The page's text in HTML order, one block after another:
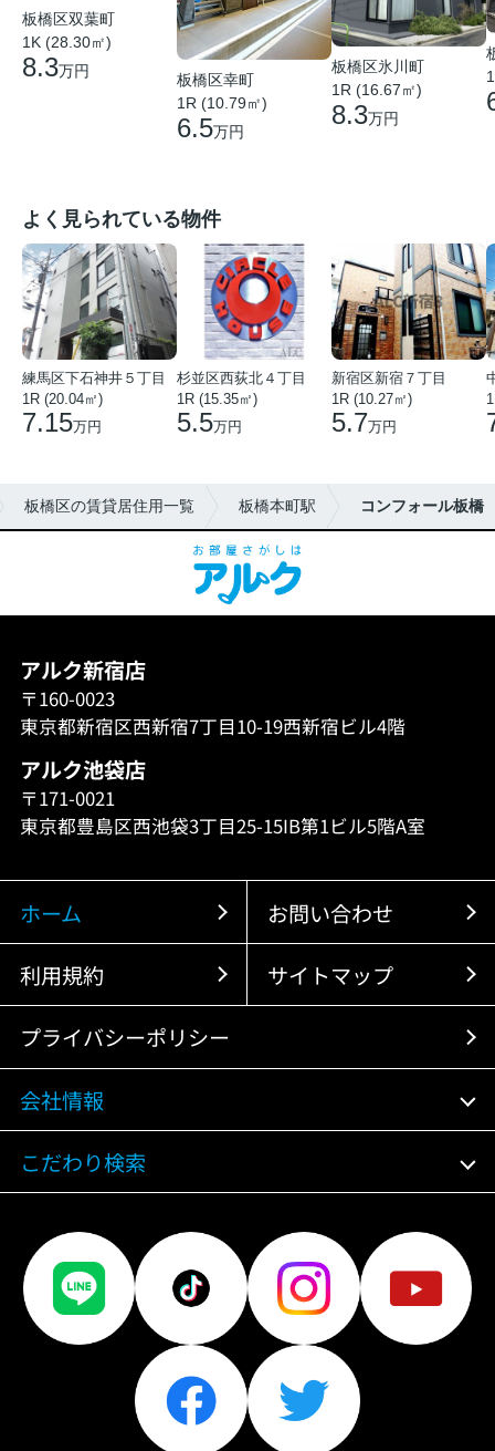
板橋区双葉町
1K (28.30㎡)
8.3万円
板橋区幸町
1R (10.79㎡)
6.5万円
板橋区氷川町
1R (16.67㎡)
8.3万円
よく見られている物件
練馬区下石神井５丁目
1R (20.04㎡)
7.15万円
杉並区西荻北４丁目
1R (15.35㎡)
5.5万円
新宿区新宿７丁目
1R (10.27㎡)
5.7万円
板橋区の賃貸居住用一覧 板橋本町駅 コンフォール板橋
アルク新宿店
〒160-0023
東京都新宿区西新宿7丁目10-19西新宿ビル4階
アルク池袋店
〒171-0021
東京都豊島区西池袋3丁目25-15IB第1ビル5階A室
ホーム お問い合わせ
利用規約 サイトマップ
プライバシーポリシー
会社情報
こだわり検索